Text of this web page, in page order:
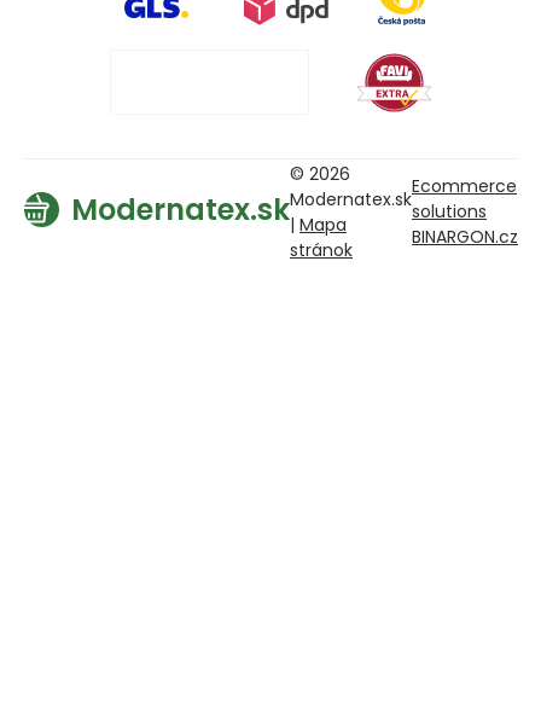
Modernatex.sk
© 2026
Modernatex.sk
| Mapa
stránok
Ecommerce
solutions
BINARGON.cz